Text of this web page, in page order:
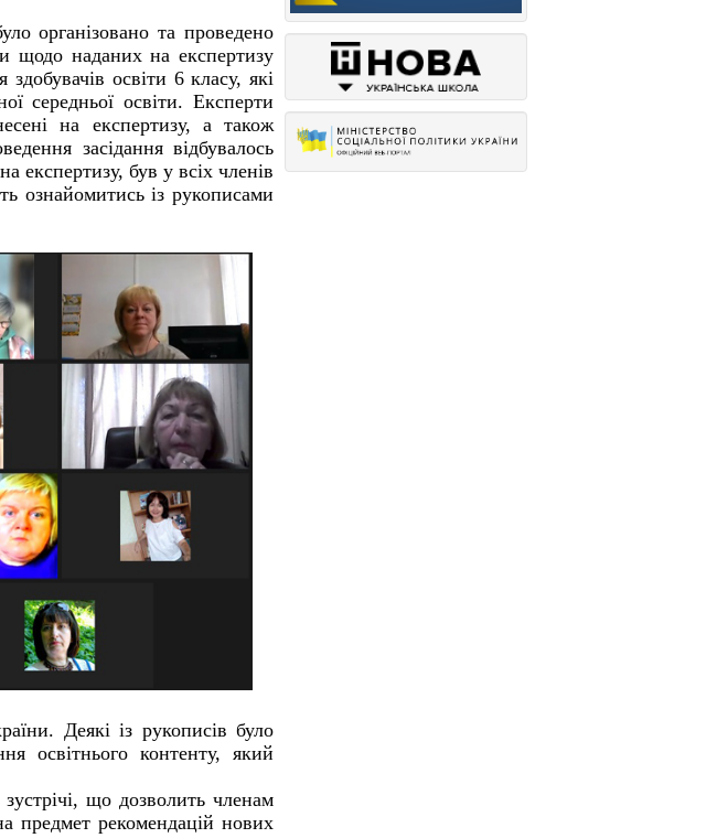
організовано та проведено
щодо наданих на експертизу
здобувачів освіти 6 класу, які
середньої освіти. Експерти
на експертизу, а також
засідання відбувалось
експертизу, був у всіх членів
ознайомитись із рукописами
Деякі із рукописів було
освітнього контенту, який
що дозволить членам
предмет рекомендацій нових